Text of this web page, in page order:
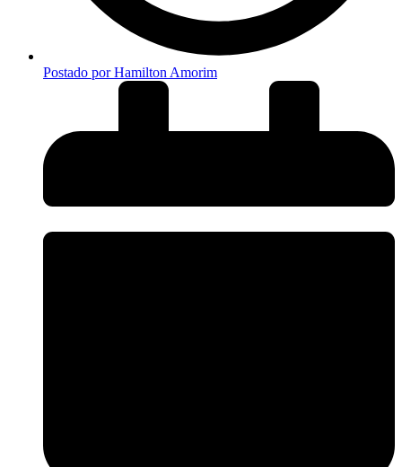
Postado porHamilton Amorim